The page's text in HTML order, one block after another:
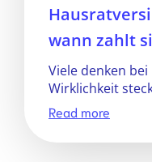
wann zahlt
Viele denken
Wirklichkeit
Read more